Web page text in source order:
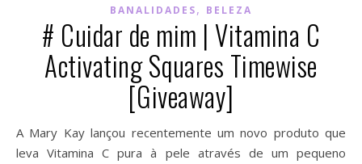
BANALIDADES, BELEZA
# Cuidar de mim | Vitamina C
Activating Squares Timewise
[Giveaway]
A Mary Kay lançou recentemente um novo produto que
leva Vitamina C pura à pele através de um pequeno